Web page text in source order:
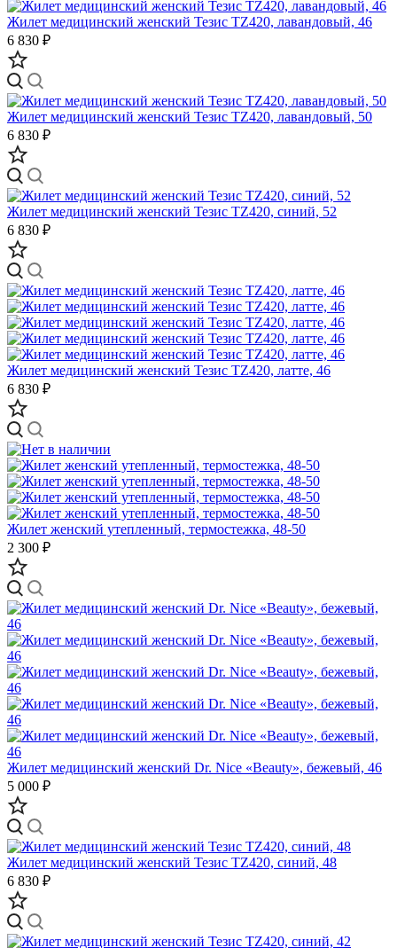
Жилет медицинский женский Тезис TZ420, лавандовый, 46
6 830 ₽
Жилет медицинский женский Тезис TZ420, лавандовый, 50
6 830 ₽
Жилет медицинский женский Тезис TZ420, синий, 52
6 830 ₽
Жилет медицинский женский Тезис TZ420, латте, 46
6 830 ₽
Жилет женский утепленный, термостежка, 48-50
2 300 ₽
Жилет медицинский женский Dr. Nice «Beauty», бежевый, 46
5 000 ₽
Жилет медицинский женский Тезис TZ420, синий, 48
6 830 ₽